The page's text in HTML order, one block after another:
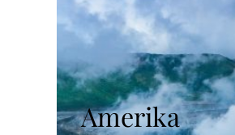
Amerika